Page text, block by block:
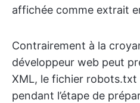
affichée comme extrait
Contrairement à la
développeur web peut
XML, le fichier robots.txt
pendant l’étape de